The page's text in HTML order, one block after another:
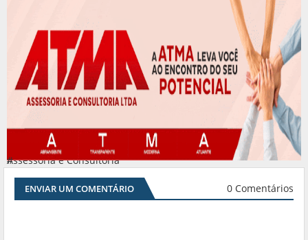
Assessoria e Consultoria
#
ENVIAR UM COMENTÁRIO 0 Comentários